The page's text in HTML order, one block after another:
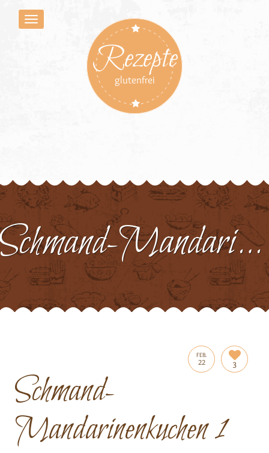
Rezepte
glutenfrei
Schmand-Mandarinenkuchen 1
FEB.
22 3
Schmand-
Mandarinenkuchen 1